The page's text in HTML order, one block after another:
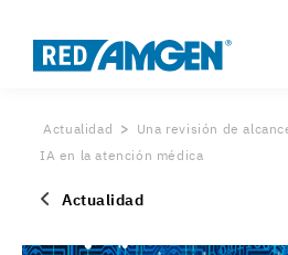
Actualidad
Una revisión de
IA en la atención médica
Actualidad